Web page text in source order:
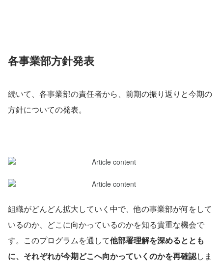
各事業部方針発表
続いて、各事業部の責任者から、前期の振り返りと今期の
方針についての発表。
組織がどんどん拡大していく中で、他の事業部が何をして
いるのか、どこに向かっているのかを知る貴重な機会で
す。このプログラムを通して他部署理解を深めるととも
に、それぞれが今期どこへ向かっていくのかを再確認しま